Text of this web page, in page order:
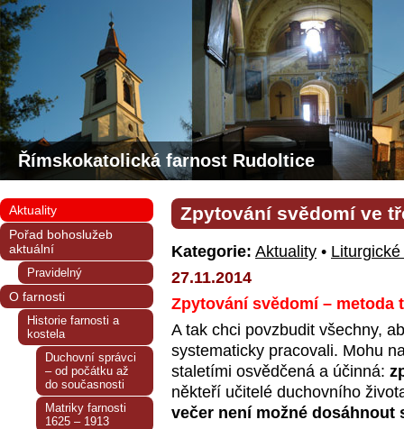
Římskokatolická farnost Rudoltice
Zpytování svědomí ve
Kategorie: Aktuality •
27.11.2014
Zpytování svědomí – metoda
A tak chci povzbudit všechny,
systematicky pracovali. Mohu
staletími osvědčená a účinná:
někteří učitelé duchovního
večer není možné dosáhnout
Aktuality
Pořad bohoslužeb
aktuální
Pravidelný
O farnosti
Historie farnosti a
kostela
Duchovní správci
– od počátku až
do současnosti
Matriky farnosti
1625 – 1913